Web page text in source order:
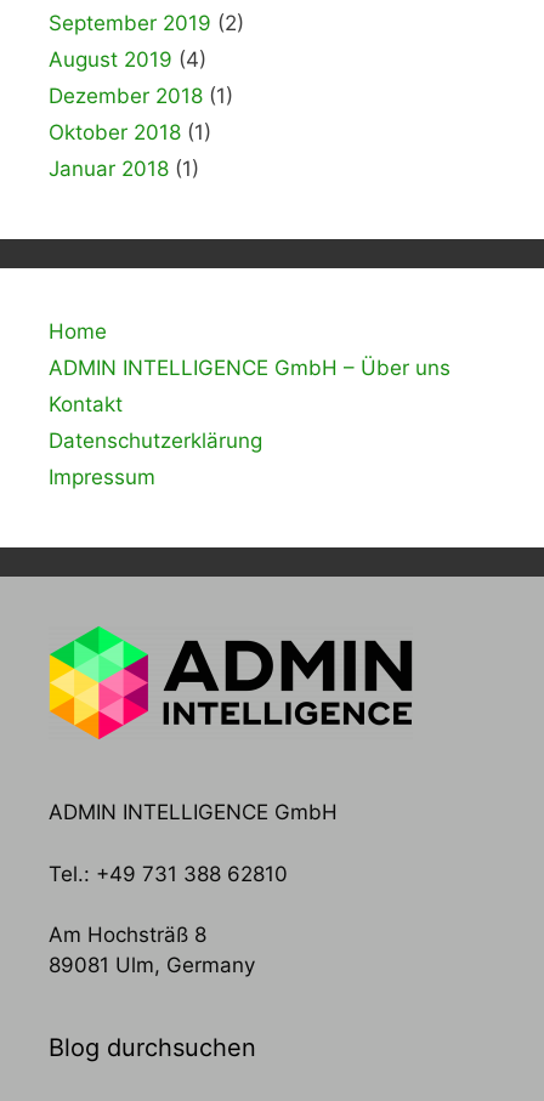
September 2019 (2)
August 2019 (4)
Dezember 2018 (1)
Oktober 2018 (1)
Januar 2018 (1)
Home
ADMIN INTELLIGENCE GmbH – Über uns
Kontakt
Datenschutzerklärung
Impressum
ADMIN INTELLIGENCE GmbH
Tel.: +49 731 388 62810
Am Hochsträß 8
89081 Ulm, Germany
Blog durchsuchen